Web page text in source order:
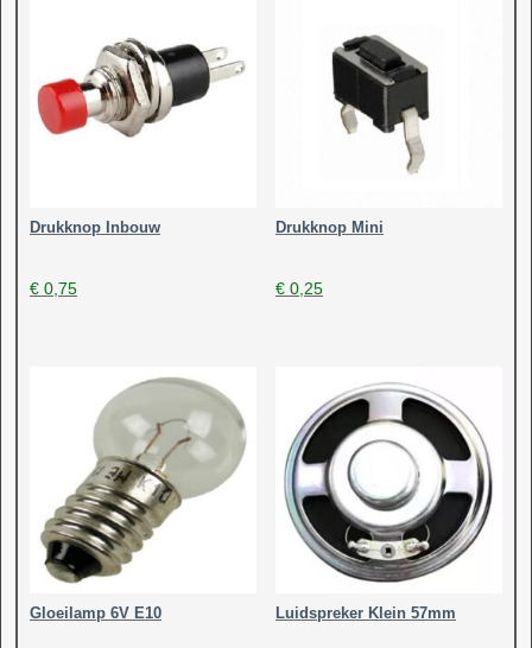
Drukknop Inbouw
€ 0,75
Drukknop Mini
€0,25
Gloeilamp 6V E10 Luidspreker Klein 57mm